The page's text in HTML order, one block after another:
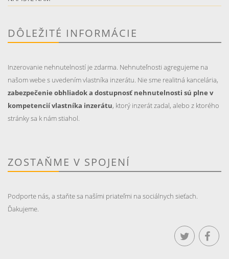
DÔLEŽITÉ INFORMÁCIE
Inzerovanie nehnutelností je zdarma. Nehnuteľnosti agregujeme na
našom webe s uvedením vlastníka inzerátu. Nie sme realitná kancelária,
zabezpečenie obhliadok a dostupnosť nehnutelnosti sú plne v
kompetencií vlastníka inzerátu, ktorý inzerát zadal, alebo z ktorého
stránky sa k nám stiahol.
ZOSTAŇME V SPOJENÍ
Podporte nás, a staňte sa našími priateľmi na sociálnych sieťach.
Ďakujeme.